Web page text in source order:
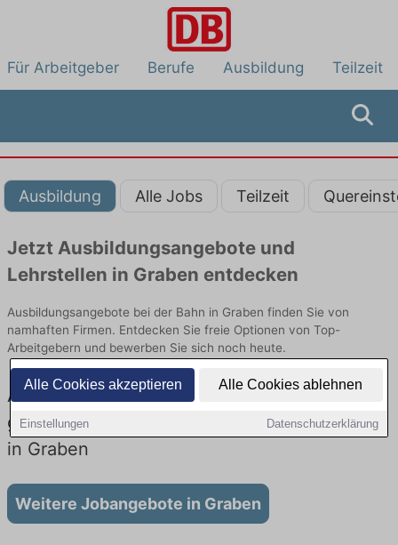
Alle Cookies akzeptieren Alle Cookies ablehnen
Einstellungen Datenschutzerklärung
Für Arbeitgeber Berufe Ausbildung Teilzeit
Ausbildung Alle Jobs Teilzeit
Jetzt Ausbildungsangebote und
Lehrstellen in Graben entdecken
Ausbildungsangebote bei der Bahn in Graben finden Sie von
namhaften Firmen. Entdecken Sie freie Optionen von Top-
Arbeitgebern und bewerben Sie sich noch heute.
Ausbildung in Graben bei der Bahn: Aktuell
gibt es keine Stellenangebote für Ausbildung
in Graben
Weitere Jobangebote in Graben